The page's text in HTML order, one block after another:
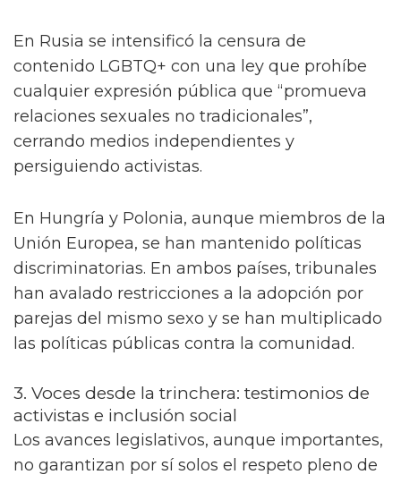
En Rusia se intensificó la censura de
contenido LGBTQ+ con una ley que prohíbe
cualquier expresión pública que “promueva
relaciones sexuales no tradicionales”,
cerrando medios independientes y
persiguiendo activistas.
En Hungría y Polonia, aunque miembros de la
Unión Europea, se han mantenido políticas
discriminatorias. En ambos países, tribunales
han avalado restricciones a la adopción por
parejas del mismo sexo y se han multiplicado
las políticas públicas contra la comunidad.
3. Voces desde la trinchera: testimonios de
activistas e inclusión social
Los avances legislativos, aunque importantes,
no garantizan por sí solos el respeto pleno de